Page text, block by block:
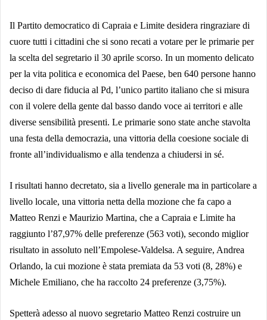
Il Partito democratico di Capraia e Limite desidera ringraziare di
cuore tutti i cittadini che si sono recati a votare per le primarie per
la scelta del segretario il 30 aprile scorso. In un momento delicato
per la vita politica e economica del Paese, ben 640 persone hanno
deciso di dare fiducia al Pd, l’unico partito italiano che si misura
con il volere della gente dal basso dando voce ai territori e alle
diverse sensibilità presenti. Le primarie sono state anche stavolta
una festa della democrazia, una vittoria della coesione sociale di
fronte all’individualismo e alla tendenza a chiudersi in sé.
I risultati hanno decretato, sia a livello generale ma in particolare a
livello locale, una vittoria netta della mozione che fa capo a
Matteo Renzi e Maurizio Martina, che a Capraia e Limite ha
raggiunto l’87,97% delle preferenze (563 voti), secondo miglior
risultato in assoluto nell’Empolese-Valdelsa. A seguire, Andrea
Orlando, la cui mozione è stata premiata da 53 voti (8, 28%) e
Michele Emiliano, che ha raccolto 24 preferenze (3,75%).
Spetterà adesso al nuovo segretario Matteo Renzi costruire un